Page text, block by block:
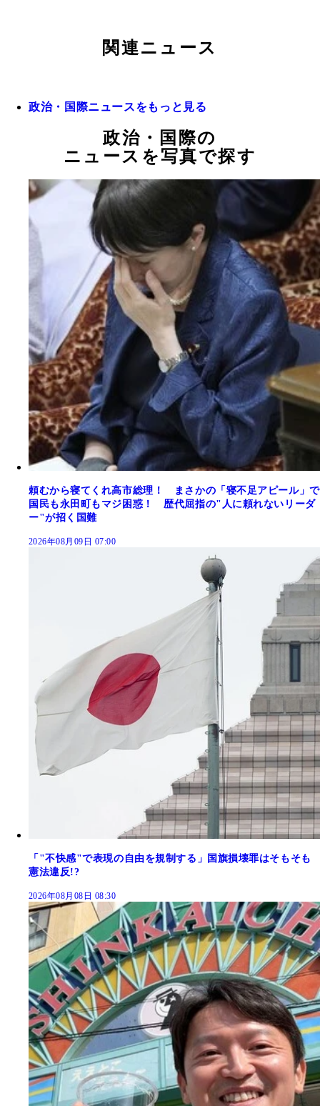
関連ニュース
政治・国際ニュースをもっと見る
政治・国際の
ニュースを写真で探す
頼むから寝てくれ高市総理！ まさかの「寝不足アピール」で
国民も永田町もマジ困惑！ 歴代屈指の"人に頼れないリーダ
ー"が招く国難
2026年08月09日 07:00
「"不快感"で表現の自由を規制する」国旗損壊罪はそもそも
憲法違反!?
2026年08月08日 08:30